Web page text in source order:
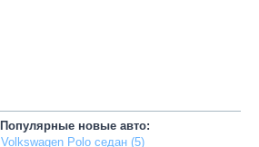
Популярные новые авто:
Volkswagen Polo седан (5)